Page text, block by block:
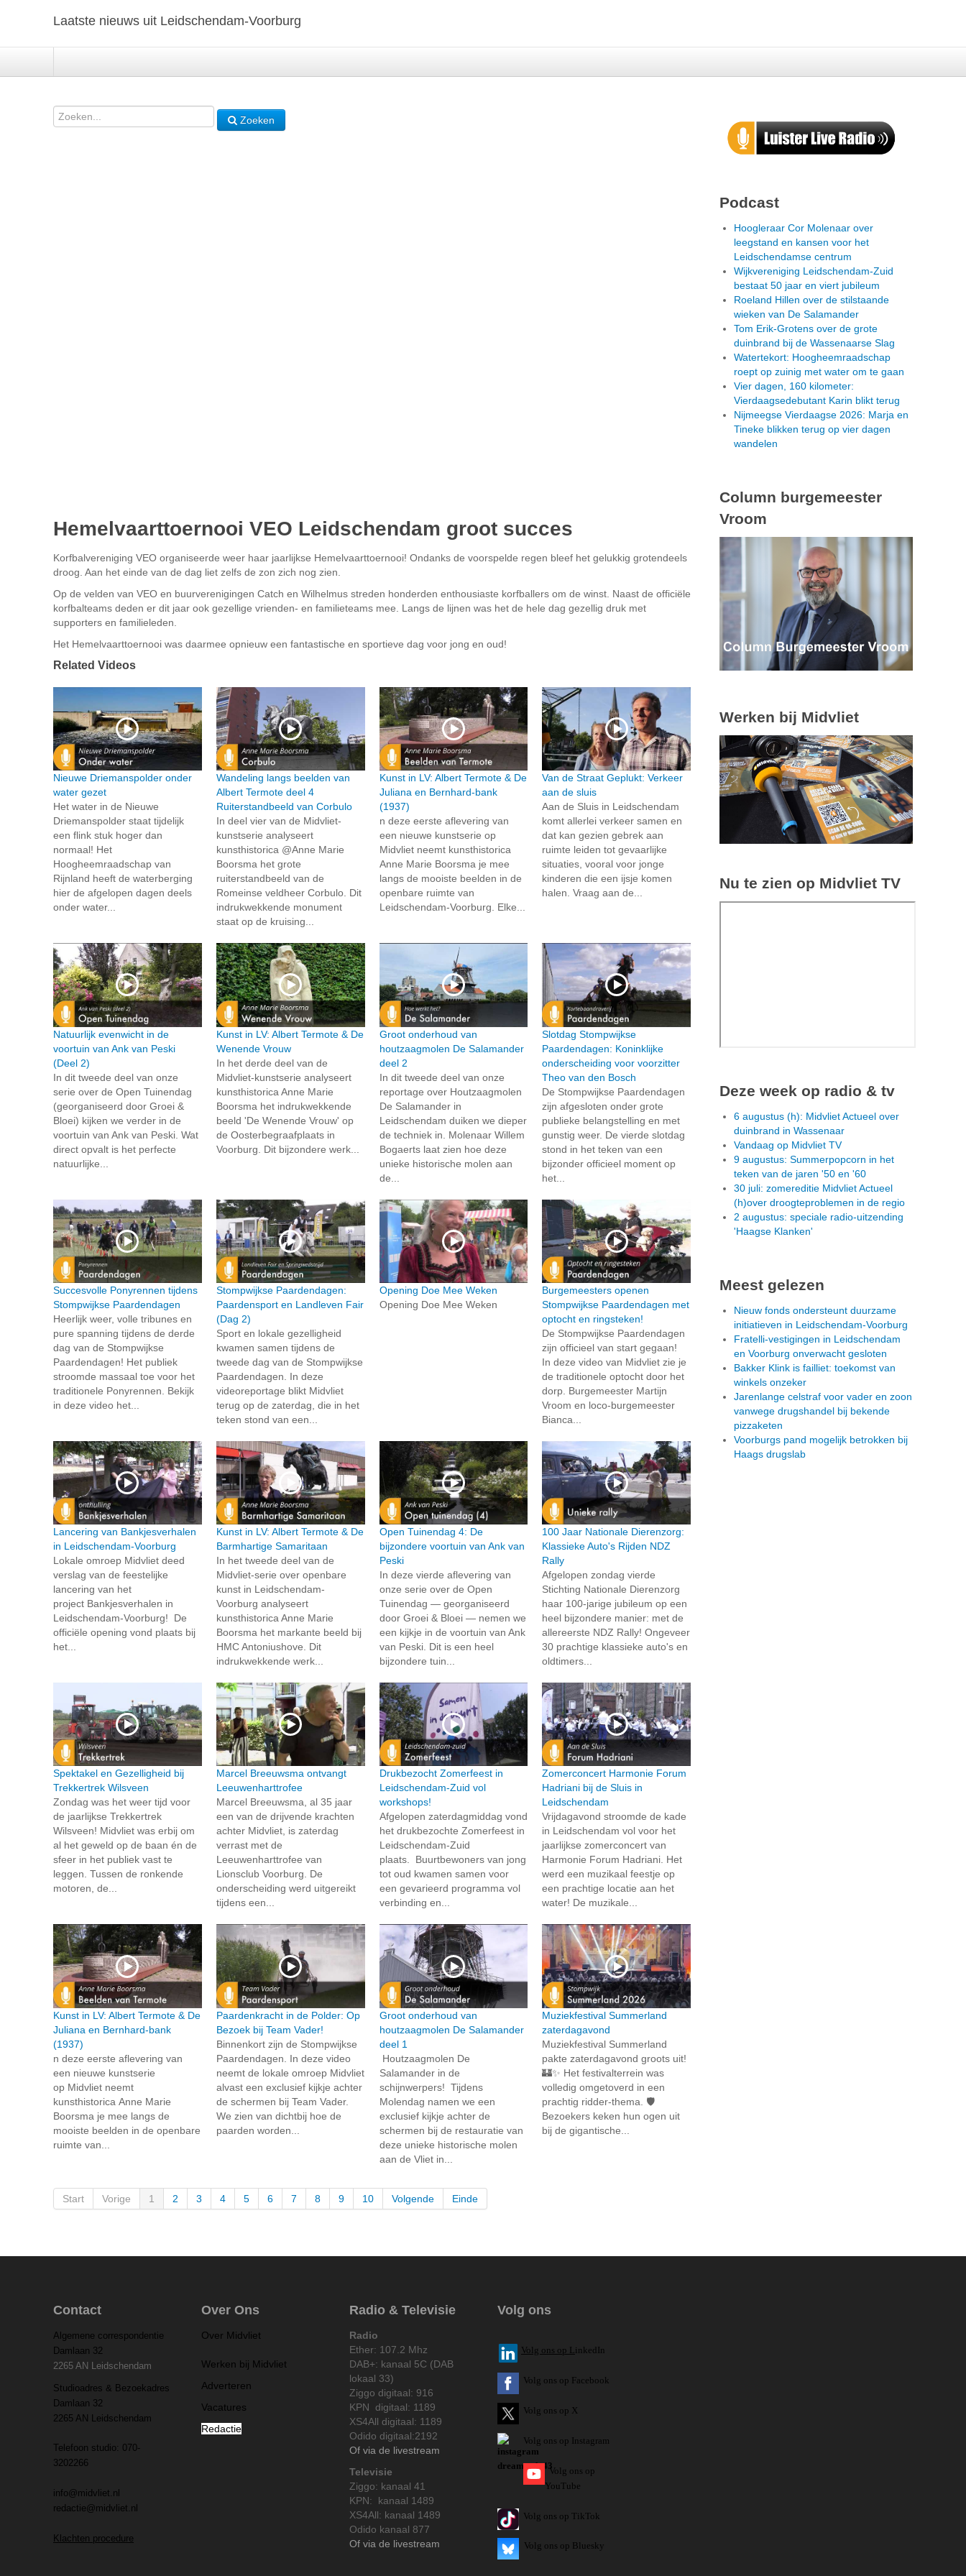
Laatste nieuws uit Leidschendam-Voorburg
Zoeken
Hemelvaarttoernooi VEO Leidschendam groot succes
Korfbalvereniging VEO organiseerde weer haar jaarlijkse Hemelvaarttoernooi! Ondanks de voorspelde regen bleef het gelukkig grotendeels
droog. Aan het einde van de dag liet zelfs de zon zich nog zien.
Op de velden van VEO en buurverenigingen Catch en Wilhelmus streden honderden enthousiaste korfballers om de winst. Naast de officiële
korfbalteams deden er dit jaar ook gezellige vrienden- en familieteams mee. Langs de lijnen was het de hele dag gezellig druk met
supporters en familieleden.
Het Hemelvaarttoernooi was daarmee opnieuw een fantastische en sportieve dag voor jong en oud!
Related Videos
Nieuwe Driemanspolder onder
water gezet
Het water in de Nieuwe
Driemanspolder staat tijdelijk
een flink stuk hoger dan
normaal! Het
Hoogheemraadschap van
Rijnland heeft de waterberging
hier de afgelopen dagen deels
onder water...
Wandeling langs beelden van
Albert Termote deel 4
Ruiterstandbeeld van Corbulo
In deel vier van de Midvliet-
kunstserie analyseert
kunsthistorica @Anne Marie
Boorsma het grote
ruiterstandbeeld van de
Romeinse veldheer Corbulo. Dit
indrukwekkende monument
staat op de kruising...
Kunst in LV: Albert Termote & De
Juliana en Bernhard-bank
(1937)
n deze eerste aflevering van
een nieuwe kunstserie op
Midvliet neemt kunsthistorica
Anne Marie Boorsma je mee
langs de mooiste beelden in de
openbare ruimte van
Leidschendam-Voorburg. Elke...
Van de Straat Geplukt: Verkeer
aan de sluis
Aan de Sluis in Leidschendam
komt allerlei verkeer samen en
dat kan gezien gebrek aan
ruimte leiden tot gevaarlijke
situaties, vooral voor jonge
kinderen die een ijsje komen
halen. Vraag aan de...
Natuurlijk evenwicht in de
voortuin van Ank van Peski
(Deel 2)
In dit tweede deel van onze
serie over de Open Tuinendag
(georganiseerd door Groei &
Bloei) kijken we verder in de
voortuin van Ank van Peski. Wat
direct opvalt is het perfecte
natuurlijke...
Kunst in LV: Albert Termote & De
Wenende Vrouw
In het derde deel van de
Midvliet-kunstserie analyseert
kunsthistorica Anne Marie
Boorsma het indrukwekkende
beeld 'De Wenende Vrouw' op
de Oosterbegraafplaats in
Voorburg. Dit bijzondere werk...
Groot onderhoud van
houtzaagmolen De Salamander
deel 2
In dit tweede deel van onze
reportage over Houtzaagmolen
De Salamander in
Leidschendam duiken we dieper
de techniek in. Molenaar Willem
Bogaerts laat zien hoe deze
unieke historische molen aan
de...
Slotdag Stompwijkse
Paardendagen: Koninklijke
onderscheiding voor voorzitter
Theo van den Bosch
De Stompwijkse Paardendagen
zijn afgesloten onder grote
publieke belangstelling en met
gunstig weer. De vierde slotdag
stond in het teken van een
bijzonder officieel moment op
het...
Succesvolle Ponyrennen tijdens
Stompwijkse Paardendagen
Heerlijk weer, volle tribunes en
pure spanning tijdens de derde
dag van de Stompwijkse
Paardendagen! Het publiek
stroomde massaal toe voor het
traditionele Ponyrennen. Bekijk
in deze video het...
Stompwijkse Paardendagen:
Paardensport en Landleven Fair
(Dag 2)
Sport en lokale gezelligheid
kwamen samen tijdens de
tweede dag van de Stompwijkse
Paardendagen. In deze
videoreportage blikt Midvliet
terug op de zaterdag, die in het
teken stond van een...
Opening Doe Mee Weken
Opening Doe Mee Weken
Burgemeesters openen
Stompwijkse Paardendagen met
optocht en ringsteken!
De Stompwijkse Paardendagen
zijn officieel van start gegaan!
In deze video van Midvliet zie je
de traditionele optocht door het
dorp. Burgemeester Martijn
Vroom en loco-burgemeester
Bianca...
Lancering van Bankjesverhalen
in Leidschendam-Voorburg
Lokale omroep Midvliet deed
verslag van de feestelijke
lancering van het
project Bankjesverhalen in
Leidschendam-Voorburg! De
officiële opening vond plaats bij
het...
Kunst in LV: Albert Termote & De
Barmhartige Samaritaan
In het tweede deel van de
Midvliet-serie over openbare
kunst in Leidschendam-
Voorburg analyseert
kunsthistorica Anne Marie
Boorsma het markante beeld bij
HMC Antoniushove. Dit
indrukwekkende werk...
Open Tuinendag 4: De
bijzondere voortuin van Ank van
Peski
In deze vierde aflevering van
onze serie over de Open
Tuinendag — georganiseerd
door Groei & Bloei — nemen we
een kijkje in de voortuin van Ank
van Peski. Dit is een heel
bijzondere tuin...
100 Jaar Nationale Dierenzorg:
Klassieke Auto's Rijden NDZ
Rally
Afgelopen zondag vierde
Stichting Nationale Dierenzorg
haar 100-jarige jubileum op een
heel bijzondere manier: met de
allereerste NDZ Rally! Ongeveer
30 prachtige klassieke auto's en
oldtimers...
Spektakel en Gezelligheid bij
Trekkertrek Wilsveen
Zondag was het weer tijd voor
de jaarlijkse Trekkertrek
Wilsveen! Midvliet was erbij om
al het geweld op de baan én de
sfeer in het publiek vast te
leggen. Tussen de ronkende
motoren, de...
Marcel Breeuwsma ontvangt
Leeuwenharttrofee
Marcel Breeuwsma, al 35 jaar
een van de drijvende krachten
achter Midvliet, is zaterdag
verrast met de
Leeuwenharttrofee van
Lionsclub Voorburg. De
onderscheiding werd uitgereikt
tijdens een...
Drukbezocht Zomerfeest in
Leidschendam-Zuid vol
workshops!
Afgelopen zaterdagmiddag vond
het drukbezochte Zomerfeest in
Leidschendam-Zuid
plaats. Buurtbewoners van jong
tot oud kwamen samen voor
een gevarieerd programma vol
verbinding en...
Zomerconcert Harmonie Forum
Hadriani bij de Sluis in
Leidschendam
Vrijdagavond stroomde de kade
in Leidschendam vol voor het
jaarlijkse zomerconcert van
Harmonie Forum Hadriani. Het
werd een muzikaal feestje op
een prachtige locatie aan het
water! De muzikale...
Kunst in LV: Albert Termote & De
Juliana en Bernhard-bank
(1937)
n deze eerste aflevering van
een nieuwe kunstserie
op Midvliet neemt
kunsthistorica Anne Marie
Boorsma je mee langs de
mooiste beelden in de openbare
ruimte van...
Paardenkracht in de Polder: Op
Bezoek bij Team Vader!
Binnenkort zijn de Stompwijkse
Paardendagen. In deze video
neemt de lokale omroep Midvliet
alvast een exclusief kijkje achter
de schermen bij Team Vader.
We zien van dichtbij hoe de
paarden worden...
Groot onderhoud van
houtzaagmolen De Salamander
deel 1
Houtzaagmolen De
Salamander in de
schijnwerpers! Tijdens
Molendag namen we een
exclusief kijkje achter de
schermen bij de restauratie van
deze unieke historische molen
aan de Vliet in...
Muziekfestival Summerland
zaterdagavond
Muziekfestival Summerland
pakte zaterdagavond groots uit!
🏰✨ Het festivalterrein was
volledig omgetoverd in een
prachtig ridder-thema. 🛡️
Bezoekers keken hun ogen uit
bij de gigantische...
Start Vorige 1 2 3 4 5 6 7 8 9 10 Volgende Einde
Podcast
Hoogleraar Cor Molenaar over
leegstand en kansen voor het
Leidschendamse centrum
Wijkvereniging Leidschendam-Zuid
bestaat 50 jaar en viert jubileum
Roeland Hillen over de stilstaande
wieken van De Salamander
Tom Erik-Grotens over de grote
duinbrand bij de Wassenaarse Slag
Watertekort: Hoogheemraadschap
roept op zuinig met water om te gaan
Vier dagen, 160 kilometer:
Vierdaagsedebutant Karin blikt terug
Nijmeegse Vierdaagse 2026: Marja en
Tineke blikken terug op vier dagen
wandelen
Column burgemeester
Vroom
Werken bij Midvliet
Nu te zien op Midvliet TV
Deze week op radio & tv
6 augustus (h): Midvliet Actueel over
duinbrand in Wassenaar
Vandaag op Midvliet TV
9 augustus: Summerpopcorn in het
teken van de jaren '50 en '60
30 juli: zomereditie Midvliet Actueel
(h)over droogteproblemen in de regio
2 augustus: speciale radio-uitzending
'Haagse Klanken'
Meest gelezen
Nieuw fonds ondersteunt duurzame
initiatieven in Leidschendam-Voorburg
Fratelli-vestigingen in Leidschendam
en Voorburg onverwacht gesloten
Bakker Klink is failliet: toekomst van
winkels onzeker
Jarenlange celstraf voor vader en zoon
vanwege drugshandel bij bekende
pizzaketen
Voorburgs pand mogelijk betrokken bij
Haags drugslab
Contact
Algemene correspondentie
Damlaan 32
2265 AN Leidschendam
Studioadres & Bezoekadres
Damlaan 32
2265 AN Leidschendam
Telefoon studio: 070-
3202266
info@midvliet.nl
redactie@midvliet.nl
Klachten procedure
Over Ons
Over Midvliet
Werken bij Midvliet
Adverteren
Vacatures
Redactie
Radio & Televisie
Radio
Ether: 107.2 Mhz
DAB+: kanaal 5C (DAB
lokaal 33)
Ziggo digitaal: 916
KPN digitaal: 1189
XS4All digitaal: 1189
Odido digitaal:2192
Of via de livestream
Televisie
Ziggo: kanaal 41
KPN: kanaal 1489
XS4All: kanaal 1489
Odido kanaal 877
Of via de livestream
Volg ons
Volg ons op L inkedIn
Volg ons op Facebook
Volg ons op X
Volg ons op Instagram
Volg ons op
YouTube
Volg ons op TikTok
Volg ons op Bluesky